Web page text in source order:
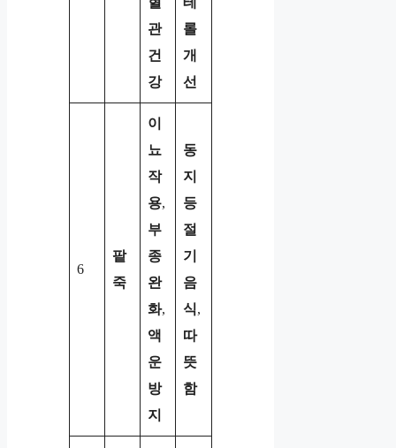
관
건
강
롤
개
선
6
팥
죽
이
뇨
작
용,
부
종
완
화,
액
운
방
지
동
지
등
절
기
음
식,
따
뜻
함